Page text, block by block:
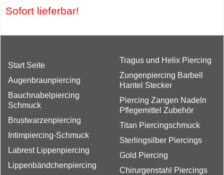
Sofort lieferbar!
Start Seite
Augenbraunpiercing
Bauchnabelpiercing
Schmuck
Brustwarzenpiercing
Intimpiercing-Schmuck
Labrest Lippenpiercing
Lippenbändchenpiercing
Tragus und Helix Piercing
Zungenpiercing Barbell
Hantel Stecker
Piercing Zangen Nadeln
Pflegemittel Zubehör
Titan Piercingschmuck
Sterlingsilber Piercings
Gold Piercing
Chirurgenstahl Piercings